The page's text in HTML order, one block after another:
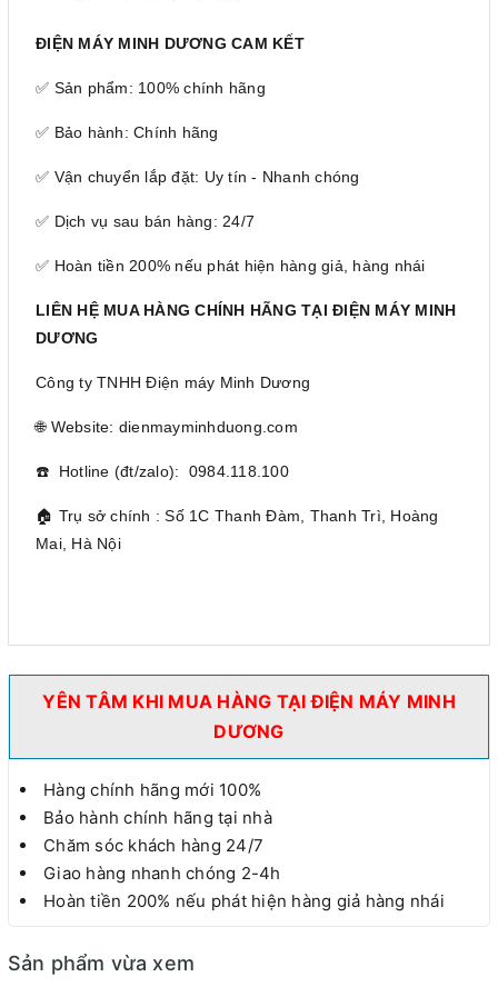
ĐIỆN MÁY MINH DƯƠNG CAM KẾT
✅ Sản phẩm: 100% chính hãng
✅ Bảo hành: Chính hãng
✅ Vận chuyển lắp đặt: Uy tín - Nhanh chóng
✅ Dịch vụ sau bán hàng: 24/7
✅ Hoàn tiền 200% nếu phát hiện hàng giả, hàng nhái
LIÊN HỆ MUA HÀNG CHÍNH HÃNG TẠI ĐIỆN MÁY MINH
DƯƠNG
Công ty TNHH Điện máy Minh Dương
🌐 Website: dienmayminhduong.com
☎️ Hotline (đt/zalo): 0984.118.100
🏠 Trụ sở chính : Số 1C Thanh Đàm, Thanh Trì, Hoàng
Mai, Hà Nội
YÊN TÂM KHI MUA HÀNG TẠI ĐIỆN MÁY MINH
DƯƠNG
Hàng chính hãng mới 100%
Bảo hành chính hãng tại nhà
Chăm sóc khách hàng 24/7
Giao hàng nhanh chóng 2-4h
Hoàn tiền 200% nếu phát hiện hàng giả hàng nhái
Sản phẩm vừa xem